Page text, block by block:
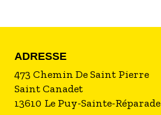
ADRESSE
473 Chemin De Saint Pierre
Saint Canadet
13610 Le Puy-Sainte-Réparade